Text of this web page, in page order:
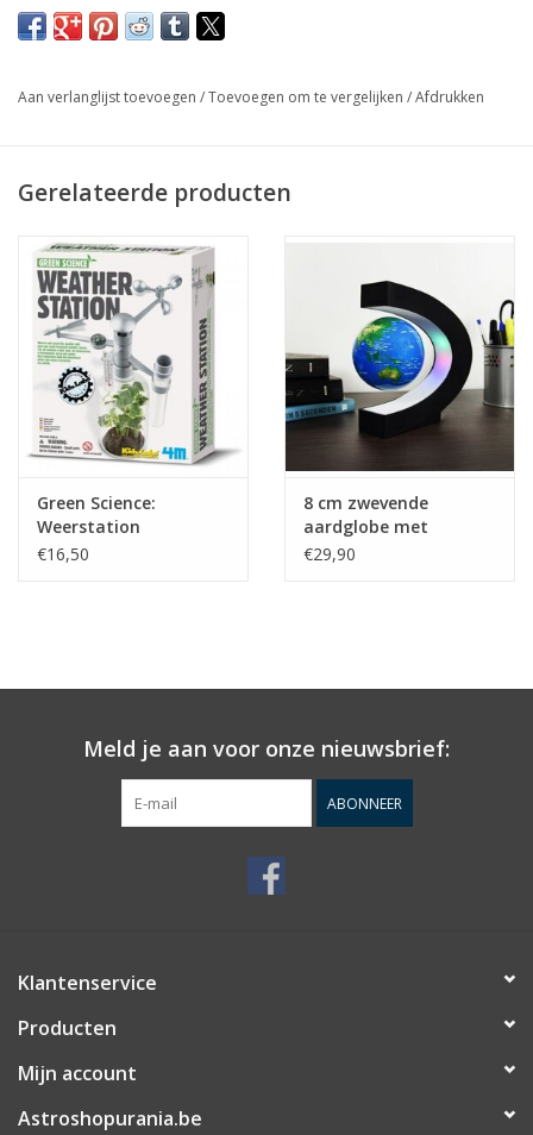
Aan verlanglijst toevoegen /Toevoegen om te vergelijken /Afdrukken
Gerelateerde producten
Green Science:
Weerstation
€16,50
8 cm zwevende
aardglobe met
ledverlichting
€29,90
Meld je aan voor onze nieuwsbrief:
ABONNEER
Klantenservice
Producten
Mijn account
Astroshopurania.be